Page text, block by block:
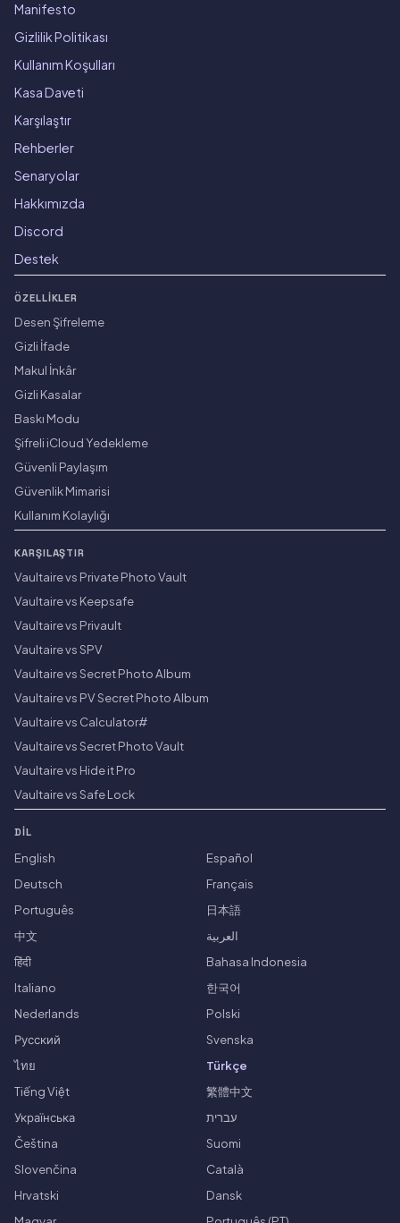
Manifesto
Gizlilik Politikası
Kullanım Koşulları
Kasa Daveti
Karşılaştır
Rehberler
Senaryolar
Hakkımızda
Discord
Destek
ÖZELLIKLER
Desen Şifreleme
Gizli İfade
Makul İnkâr
Gizli Kasalar
Baskı Modu
Şifreli iCloud Yedekleme
Güvenli Paylaşım
Güvenlik Mimarisi
Kullanım Kolaylığı
KARŞILAŞTIR
Vaultaire vs Private Photo Vault
Vaultaire vs Keepsafe
Vaultaire vs Privault
Vaultaire vs SPV
Vaultaire vs Secret Photo Album
Vaultaire vs PV Secret Photo Album
Vaultaire vs Calculator#
Vaultaire vs Secret Photo Vault
Vaultaire vs Hide it Pro
Vaultaire vs Safe Lock
DIL
English
Español
Deutsch
Français
Português
日本語
中文
العربية
हिंदी
Bahasa Indonesia
Italiano
한국어
Nederlands
Polski
Русский
Svenska
ไทย
Türkçe
Tiếng Việt
繁體中文
Українська
עברית
Čeština
Suomi
Slovenčina
Català
Hrvatski
Dansk